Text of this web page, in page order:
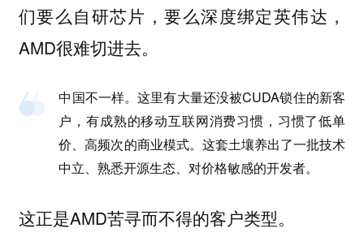
们要么自研芯片，要么深度绑定英伟达，
AMD很难切进去。
中国不一样。这里有大量还没被CUDA锁住的新客
户，有成熟的移动互联网消费习惯，习惯了低单
价、高频次的商业模式。这套土壤养出了一批技术
中立、熟悉开源生态、对价格敏感的开发者。
这正是AMD苦寻而不得的客户类型。